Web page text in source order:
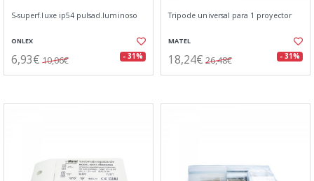
S-superf.luxe ip54 pulsad.luminoso
ONLEX
6,93€ 10,06€ - 31%
Tripode universal para 1 proyector
MATEL
18,24€ 26,48€ - 31%